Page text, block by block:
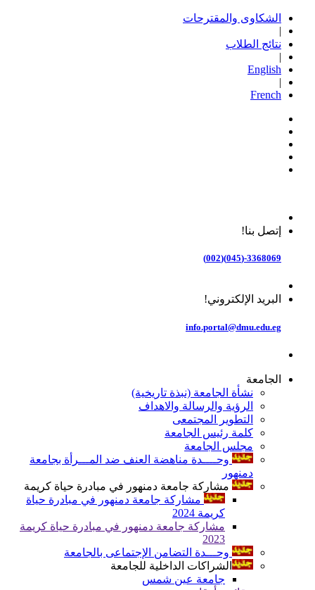
الشكاوى والمقترحات
|
نتائج الطلاب
|
English
|
French
إتصل بنا!
3368069-(045)(002)
البريد الإلكتروني!
info.portal@dmu.edu.eg
الجامعة
نشأة الجامعة (نبذة تاريخية)
الرؤية والرسالة والاهداف
التطوير المجتمعى
كلمة رئيس الجامعة
مجلس الجامعة
وحــــدة مناهضة العنف ضد المـــرأة بجامعة
دمنهور
مشاركة جامعة دمنهور في مبادرة حياة كريمة
مشاركة جامعة دمنهور في مبادرة حياة
كريمة 2024
مشاركة جامعة دمنهور في مبادرة حياة كريمة
2023
وحـــدة التضامن الإجتماعى بالجامعة
الشراكات الداخلية للجامعة
جامعة عين شمس